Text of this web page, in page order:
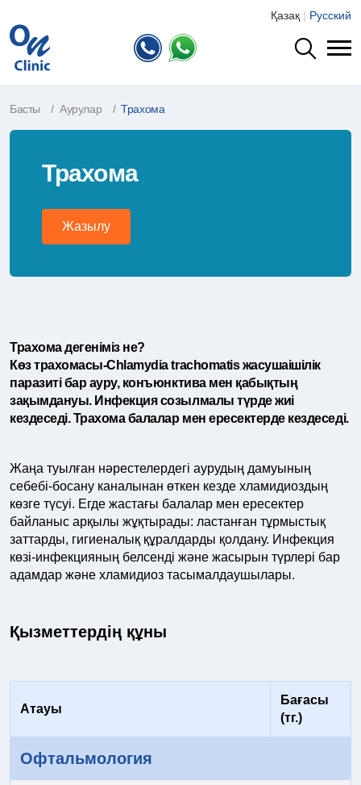
Қазақ | Русский
Басты Аурулар Трахома
Трахома
Жазылу
Трахома дегеніміз не?
Көз трахомасы-Chlamydia trachomatis жасушаішілік
паразиті бар ауру, конъюнктива мен қабықтың
зақымдануы. Инфекция созылмалы түрде жиі
кездеседі. Трахома балалар мен ересектерде кездеседі.
Жаңа туылған нәрестелердегі аурудың дамуының
себебі-босану каналынан өткен кезде хламидиоздың
көзге түсуі. Егде жастағы балалар мен ересектер
байланыс арқылы жұқтырады: ластанған тұрмыстық
заттарды, гигиеналық құралдарды қолдану. Инфекция
көзі-инфекцияның белсенді және жасырын түрлері бар
адамдар және хламидиоз тасымалдаушылары.
Қызметтердің құны
Атауы
Бағасы
(тг.)
Офтальмология